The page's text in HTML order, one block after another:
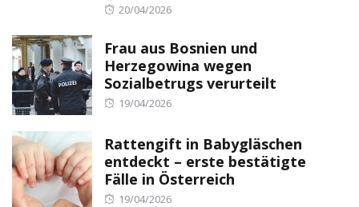
Posted
20/04/2026
Frau aus Bosnien und
Herzegowina wegen
Sozialbetrugs verurteilt
Posted
19/04/2026
Rattengift in Babygläschen
entdeckt – erste bestätigte
Fälle in Österreich
Posted
19/04/2026